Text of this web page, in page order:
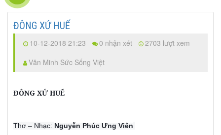
ĐÔNG XỨ HUẾ
10-12-2018 21:23 0 nhận xét
2703 lượt xem
Văn Minh Sức Sống Việt
ĐÔNG XỨ HUẾ
Thơ – Nhạc: Nguyễn Phúc Ưng Viên